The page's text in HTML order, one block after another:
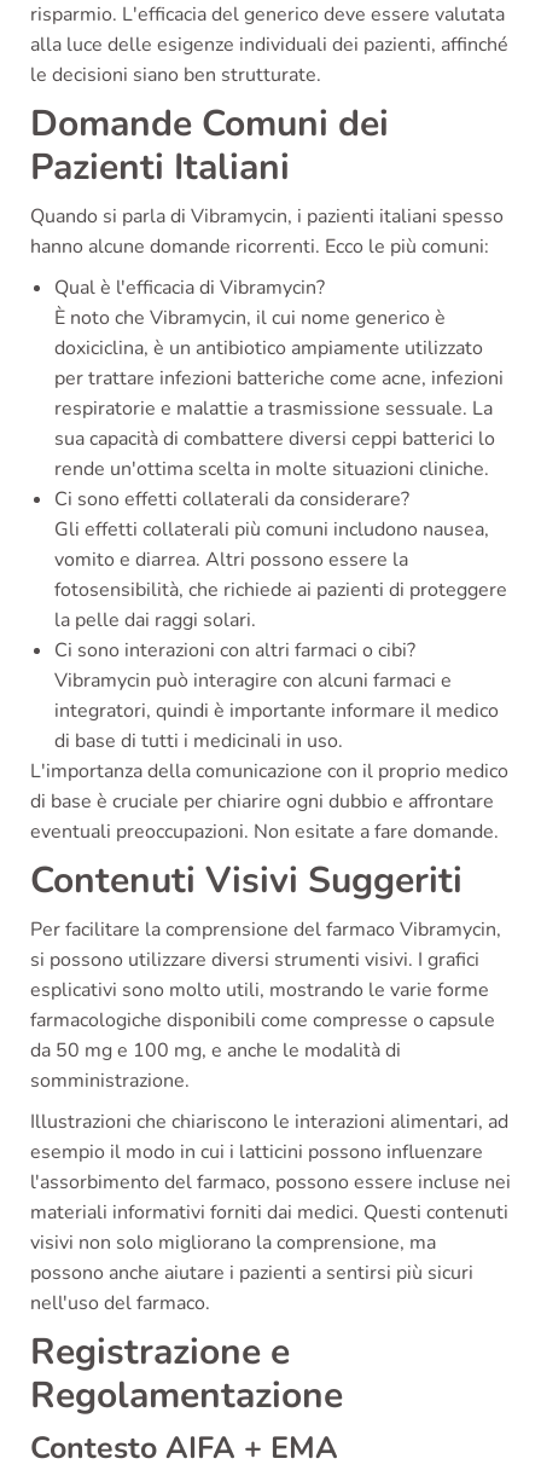
risparmio. L'efficacia del generico deve essere valutata
alla luce delle esigenze individuali dei pazienti, affinché
le decisioni siano ben strutturate.
Domande Comuni dei
Pazienti Italiani
Quando si parla di Vibramycin, i pazienti italiani spesso
hanno alcune domande ricorrenti. Ecco le più comuni:
Qual è l'efficacia di Vibramycin?
È noto che Vibramycin, il cui nome generico è
doxiciclina, è un antibiotico ampiamente utilizzato
per trattare infezioni batteriche come acne, infezioni
respiratorie e malattie a trasmissione sessuale. La
sua capacità di combattere diversi ceppi batterici lo
rende un'ottima scelta in molte situazioni cliniche.
Ci sono effetti collaterali da considerare?
Gli effetti collaterali più comuni includono nausea,
vomito e diarrea. Altri possono essere la
fotosensibilità, che richiede ai pazienti di proteggere
la pelle dai raggi solari.
Ci sono interazioni con altri farmaci o cibi?
Vibramycin può interagire con alcuni farmaci e
integratori, quindi è importante informare il medico
di base di tutti i medicinali in uso.
L'importanza della comunicazione con il proprio medico
di base è cruciale per chiarire ogni dubbio e affrontare
eventuali preoccupazioni. Non esitate a fare domande.
Contenuti Visivi Suggeriti
Per facilitare la comprensione del farmaco Vibramycin,
si possono utilizzare diversi strumenti visivi. I grafici
esplicativi sono molto utili, mostrando le varie forme
farmacologiche disponibili come compresse o capsule
da 50 mg e 100 mg, e anche le modalità di
somministrazione.
Illustrazioni che chiariscono le interazioni alimentari, ad
esempio il modo in cui i latticini possono influenzare
l'assorbimento del farmaco, possono essere incluse nei
materiali informativi forniti dai medici. Questi contenuti
visivi non solo migliorano la comprensione, ma
possono anche aiutare i pazienti a sentirsi più sicuri
nell'uso del farmaco.
Registrazione e
Regolamentazione
Contesto AIFA + EMA